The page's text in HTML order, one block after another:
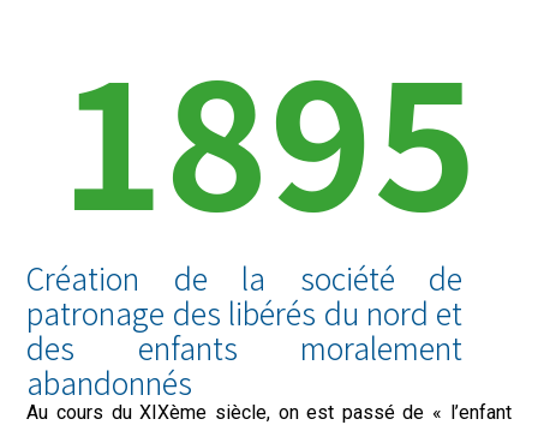
1895
Création de la société de
patronage des libérés du nord et
des enfants moralement
abandonnés
Au cours du XIXème siècle, on est passé de « l’enfant